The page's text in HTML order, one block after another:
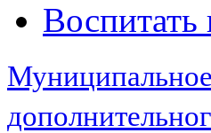
Воспитать